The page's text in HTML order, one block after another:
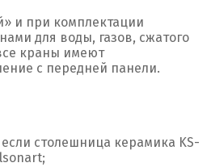
и при комплектации
для воды, газов, сжатого
краны имеют
с передней панели.
столешница керамика KS-